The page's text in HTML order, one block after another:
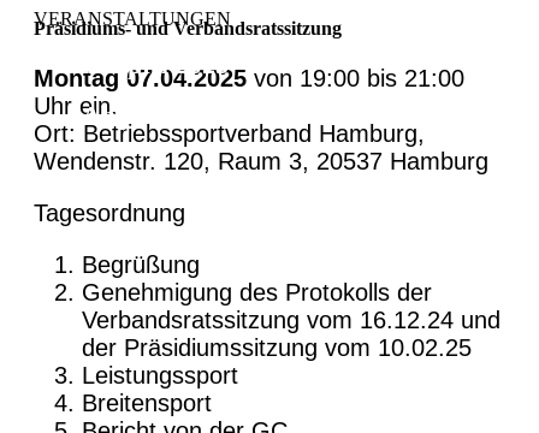
VERANSTALTUNGEN
7. April 2025
Abgelaufen!
Präsidiums- und Verbandsratssitzung
Montag 07.04.2025 von 19:00 bis 21:00
Uhr ein.
Ort: Betriebssportverband Hamburg,
Wendenstr. 120, Raum 3, 20537 Hamburg
Tagesordnung
Begrüßung
Genehmigung des Protokolls der
Verbandsratssitzung vom 16.12.24 und
der Präsidiumssitzung vom 10.02.25
Leistungssport
Breitensport